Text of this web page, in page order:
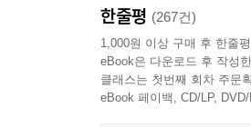
한줄평 (267건)
1,000원 이상 구매 후 한줄
eBook은 다운로드 후 작성
클래스는 첫번째 회차 주문
eBook 페이백, CD/LP,